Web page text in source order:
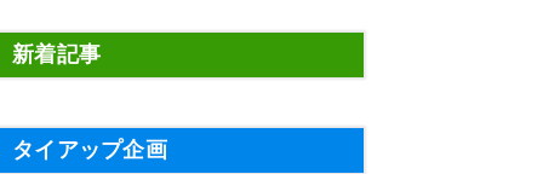
新着記事
タイアップ企画